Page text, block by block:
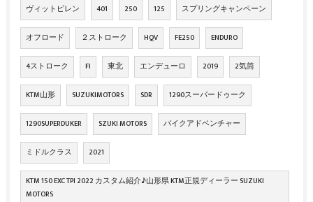
ヴィットピレン 401 250 125 スプリングキャンペーン
オフロード ２ストローク HQV FE250 ENDURO
4ストローク FI 東北 エンデューロ 2019 2気筒
KTM山形 SUZUKIMOTORS SDR 1290スーパードゥーク
1290SUPERDUKER SZUKI MOTORS バイクアドベンチャー
ミドルクラス 2021
KTM 150 EXC TPI 2022 カスタム紹介♪山形県 KTM正規ディーラー SUZUKI
MOTORS